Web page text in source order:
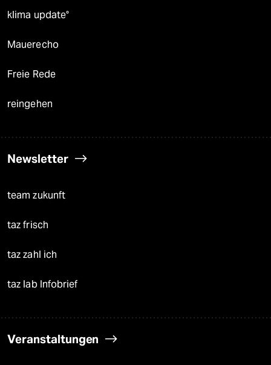
klima update°
Mauerecho
Freie Rede
reingehen
Newsletter
team zukunft
taz frisch
taz zahl ich
taz lab Infobrief
Veranstaltungen